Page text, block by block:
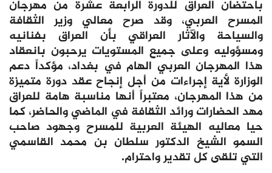
باحتضان العراق للدورة الرابعة عشرة من مهرجان
المسرح العربي، وقد صرح معالي وزير الثقافة
والسياحة والآثار العراقي بأن العراق بفنانيه
ومسؤوليه وعلى جميع المستويات يرحبون بانعقاد
هذا المهرجان العربي الهام في بغداد، مؤكداً دعم
الوزارة لأية إجراءات من أجل إنجاح عقد دورة متميزة
من هذا المهرجان، معتبراً أنها مناسبة هامة للعراق
مهد الحضارات ورائد الثقافة في الماضي والحاضر، كما
حيا معاليه الهيئة العربية للمسرح وجهود صاحب
السمو الشيخ الدكتور سلطان بن محمد القاسمي
التي تلقى كل تقدير واحترام.